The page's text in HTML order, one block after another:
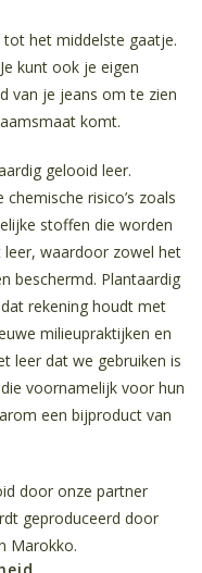
tot het middelste gaatje.
kunt ook je eigen
van je jeans om te zien
komt.
gelooid leer.
risico’s zoals
stoffen die worden
waardoor zowel het
beschermd. Plantaardig
rekening houdt met
milieupraktijken en
leer dat we gebruiken is
voornamelijk voor hun
een bijproduct van
door onze partner
geproduceerd door
Marokko.